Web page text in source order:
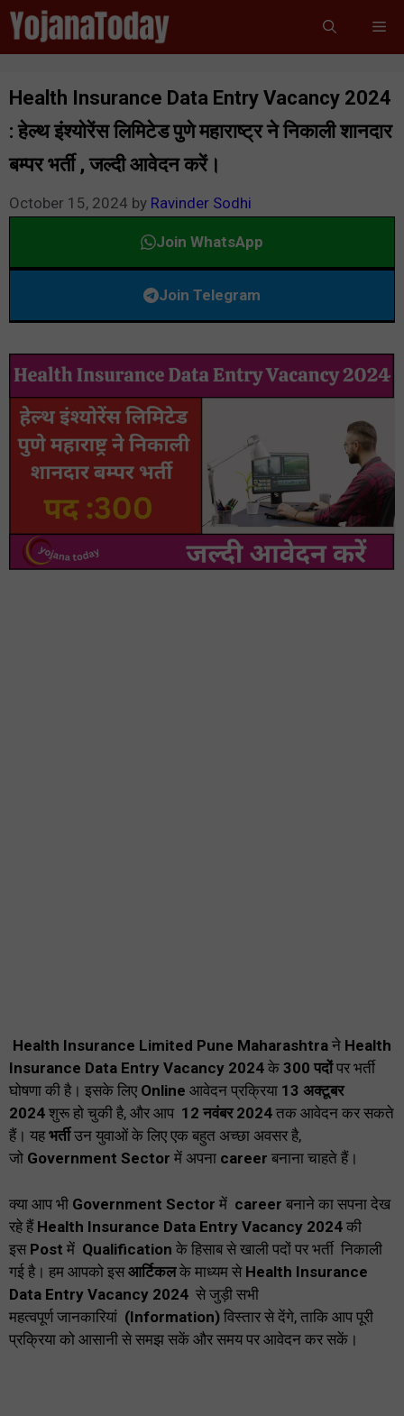
Skip
to
content
Health Insurance Data Entry Vacancy 2024
: हेल्थ इंश्योरेंस लिमिटेड पुणे महाराष्ट्र ने निकाली शानदार
बम्पर भर्ती , जल्दी आवेदन करें।
October 15, 2024 by Ravinder Sodhi
Join WhatsApp
Join Telegram
Health Insurance Limited Pune Maharashtra ने Health
Insurance Data Entry Vacancy 2024 के 300 पदोंपर भर्ती
घोषणा की है। इसके लिए Online आवेदन प्रक्रिया 13 अक्टूबर
2024 शुरू हो चुकी है, और आप 12 नवंबर 2024 तक आवेदन कर सकते
हैं। यहभर्तीउन युवाओं के लिए एक बहुत अच्छा अवसर है,
जो Government Sector में अपना career बनाना चाहते हैं।
क्या आप भी Government Sector में career बनाने का सपना देख
रहे हैं Health Insurance Data Entry Vacancy 2024 की
इस Post में Qualification के हिसाब से खाली पदों पर भर्ती निकाली
गई है। हम आपको इसआर्टिकलके माध्यम से Health Insurance
Data Entry Vacancy 2024 से जुड़ी सभी
महत्वपूर्ण जानकारियां (Information) विस्तार से देंगे, ताकि आप पूरी
प्रक्रिया को आसानी से समझ सकें और समय पर आवेदन कर सकें।